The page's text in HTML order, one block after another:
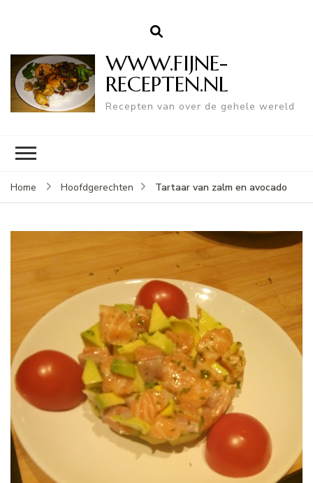
WWW.FIJNE-
RECEPTEN.NL
Recepten van over de gehele wereld
Home Hoofdgerechten Tartaar van zalm en avocado